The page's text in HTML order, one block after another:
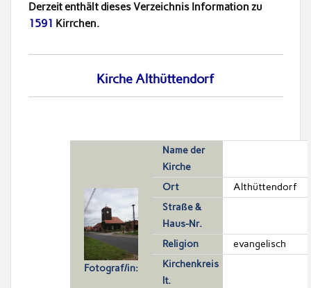
Derzeit enthält dieses Verzeichnis Information zu
1591 Kirrchen.
Kirche Althüttendorf
Fotograf/in:
Name der
Kirche
Ort
Althüttendorf
Straße &
Haus-Nr.
Religion
evangelisch
Kirchenkreis
lt.